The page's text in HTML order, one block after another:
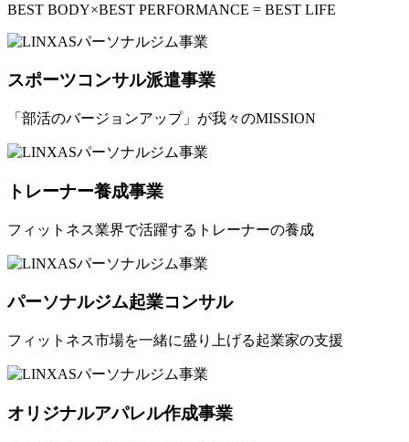
BEST BODY×BEST PERFORMANCE = BEST LIFE
スポーツコンサル派遣事業
「部活のバージョンアップ」が我々のMISSION
トレーナー養成事業
フィットネス業界で活躍するトレーナーの養成
パーソナルジム起業コンサル
フィットネス市場を一緒に盛り上げる起業家の支援
オリジナルアパレル作成事業